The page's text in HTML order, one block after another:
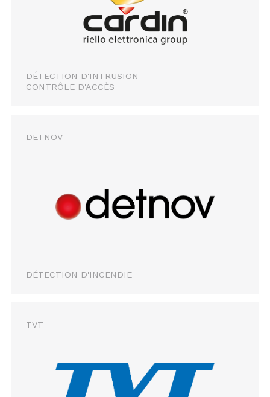
DÉTECTION D'INTRUSION
CONTRÔLE D'ACCÈS
DETNOV
DÉTECTION D'INCENDIE
TVT